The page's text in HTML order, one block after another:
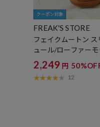
クーポン対象
FREAK'S STORE
フェイクムートン ス
ュール/ローファーモ
定展開】
2,249 円
12